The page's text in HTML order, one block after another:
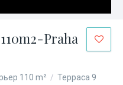
Praha
110 m² / Терраса 9